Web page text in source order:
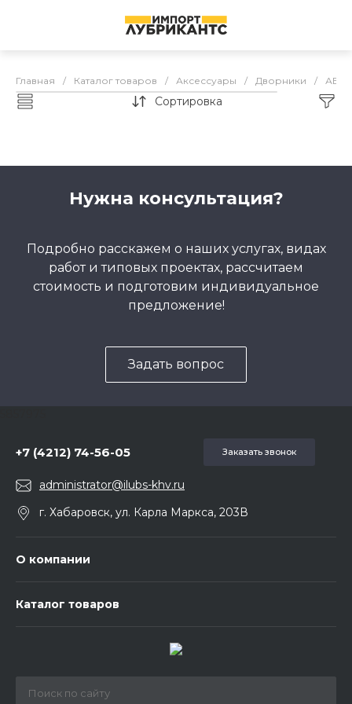
Главная / Каталог товаров / Аксессуары / Дворники /
АБРО Дворники
Сортировка
Нужна консультация?
Подробно расскажем о наших услугах, видах
работ и типовых проектах, рассчитаем
стоимость и подготовим индивидуальное
предложение!
Задать вопрос
+7 (4212) 74-56-05 Заказать звонок
administrator@ilubs-khv.ru
г. Хабаровск, ул. Карла Маркса, 203В
О компании
Каталог товаров